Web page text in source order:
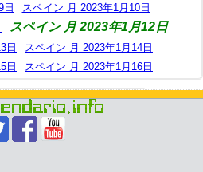
日
スペイン 月 2023年1月10日
スペイン 月 2023年1月12日
日
スペイン 月 2023年1月14日
日
スペイン 月 2023年1月16日